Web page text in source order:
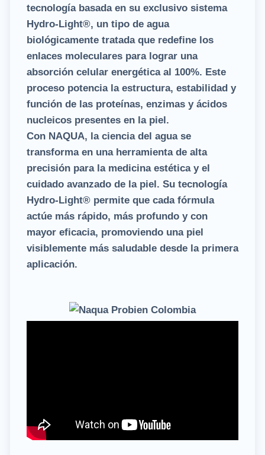
tecnología basada en su exclusivo sistema
Hydro-Light®, un tipo de agua
biológicamente tratada que redefine los
enlaces moleculares para lograr una
absorción celular energética al 100%. Este
proceso potencia la estructura, estabilidad y
función de las proteínas, enzimas y ácidos
nucleicos presentes en la piel.
Con NAQUA, la ciencia del agua se
transforma en una herramienta de alta
precisión para la medicina estética y el
cuidado avanzado de la piel. Su tecnología
Hydro-Light® permite que cada fórmula
actúe más rápido, más profundo y con
mayor eficacia, promoviendo una piel
visiblemente más saludable desde la primera
aplicación.